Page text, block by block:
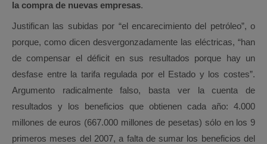
la compra de nuevas empresas.
Justifican las subidas por “el encarecimiento del petróleo”, o
porque, como dicen desvergonzadamente las eléctricas, “han
de compensar el déficit en sus resultados porque hay un
desfase entre la tarifa regulada por el Estado y los costes”.
Argumento radicalmente falso, basta ver la cuenta de
resultados y los beneficios que obtienen cada año: 4.000
millones de euros (667.000 millones de pesetas) sólo en los 9
primeros meses del 2007, a falta de sumar los beneficios del